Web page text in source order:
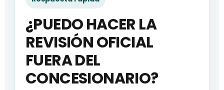
¿PUEDO HACER LA
REVISIÓN OFICIAL
FUERA DEL
CONCESIONARIO?